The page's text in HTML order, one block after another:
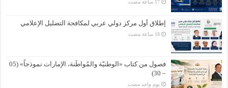
إطلاق أول مركز دولي عربي لمكافحة التضليل الإعلامي
فصول من كتاب «الوطنيّة والمُواطَنة، الإمارات نموذجاً» (05
– 30)
‏يوم واحد مضت